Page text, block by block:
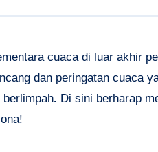
cuaca di luar akhir
dan peringatan cuaca
. Di sini berharap